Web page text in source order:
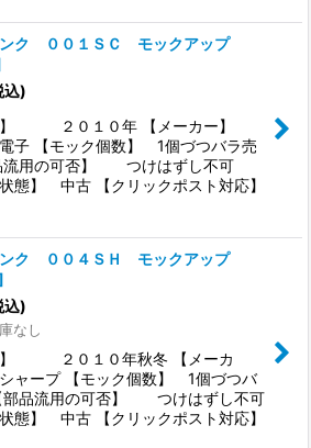
ンク ００１ＳＣ モックアップ
込)
】 ２０１０年 【メーカー】
子 【モック個数】 1個づつバラ売
流用の可否】 つけはずし不可
状態】 中古 【クリックポスト対応】
ンク ００４ＳＨ モックアップ
込)
なし
】 ２０１０年秋冬 【メーカ
ープ 【モック個数】 1個づつバ
部品流用の可否】 つけはずし不可
状態】 中古 【クリックポスト対応】